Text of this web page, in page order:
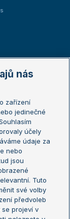
nás
zařízení
jedinečné
účely
údaje za
nebo
jsou
Tuto
své volby
předvoleb
se projeví v